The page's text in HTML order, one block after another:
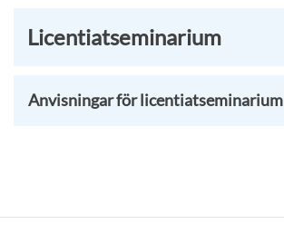
Licentiatseminarium
Anvisningar för licentiatseminarium